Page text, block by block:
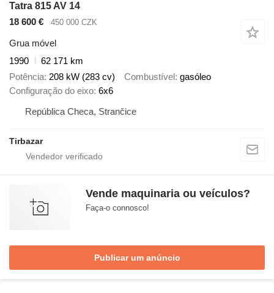
Tatra 815 AV 14
18 600 €
450 000 CZK
Grua móvel
1990
62 171 km
Potência 208 kW (283 cv) Combustível gasóleo
Configuração do eixo 6x6
República Checa, Strančice
Tirbazar
Vende maquinaria ou veículos?
Faça-o connosco!
Publicar um anúncio